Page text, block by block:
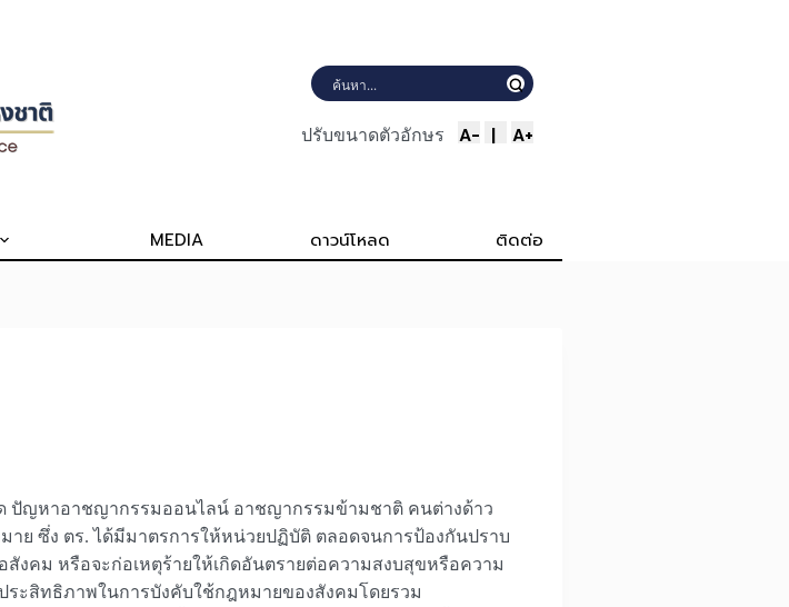
ปรับขนาดตัวอักษร A- | A+
MEDIA ดาวน์โหลด ติดต่อ
ปัญหาอาชญากรรมออนไลน์ อาชญากรรมข้ามชาติ คนต่างด้าว
ย ซึ่ง ตร. ได้มีมาตรการให้หน่วยปฏิบัติ ตลอดจนการป้องกันปราบ
คม หรือจะก่อเหตุร้ายให้เกิดอันตรายต่อความสงบสุขหรือความ
สิทธิภาพในการบังคับใช้กฎหมายของสังคมโดยรวม